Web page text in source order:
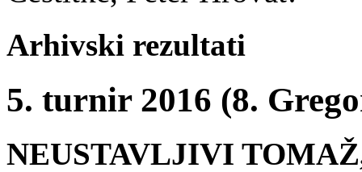
Arhivski rezultati
5. turnir 2016 (8.
NEUSTAVLJIVI